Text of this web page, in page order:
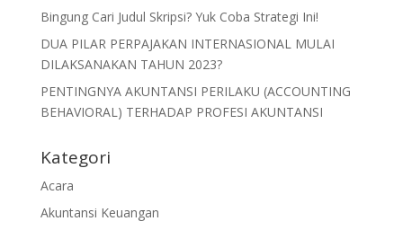
Bingung Cari Judul Skripsi? Yuk Coba Strategi Ini!
DUA PILAR PERPAJAKAN INTERNASIONAL MULAI
DILAKSANAKAN TAHUN 2023?
PENTINGNYA AKUNTANSI PERILAKU (ACCOUNTING
BEHAVIORAL) TERHADAP PROFESI AKUNTANSI
Kategori
Acara
Akuntansi Keuangan